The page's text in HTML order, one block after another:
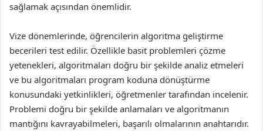
sağlamak açısından önemlidir.
Vize dönemlerinde, öğrencilerin algoritma geliştirme
becerileri test edilir. Özellikle basit problemleri çözme
yetenekleri, algoritmaları doğru bir şekilde analiz etmeleri
ve bu algoritmaları program koduna dönüştürme
konusundaki yetkinlikleri, öğretmenler tarafından incelenir.
Problemi doğru bir şekilde anlamaları ve algoritmanın
mantığını kavrayabilmeleri, başarılı olmalarının anahtarıdır.